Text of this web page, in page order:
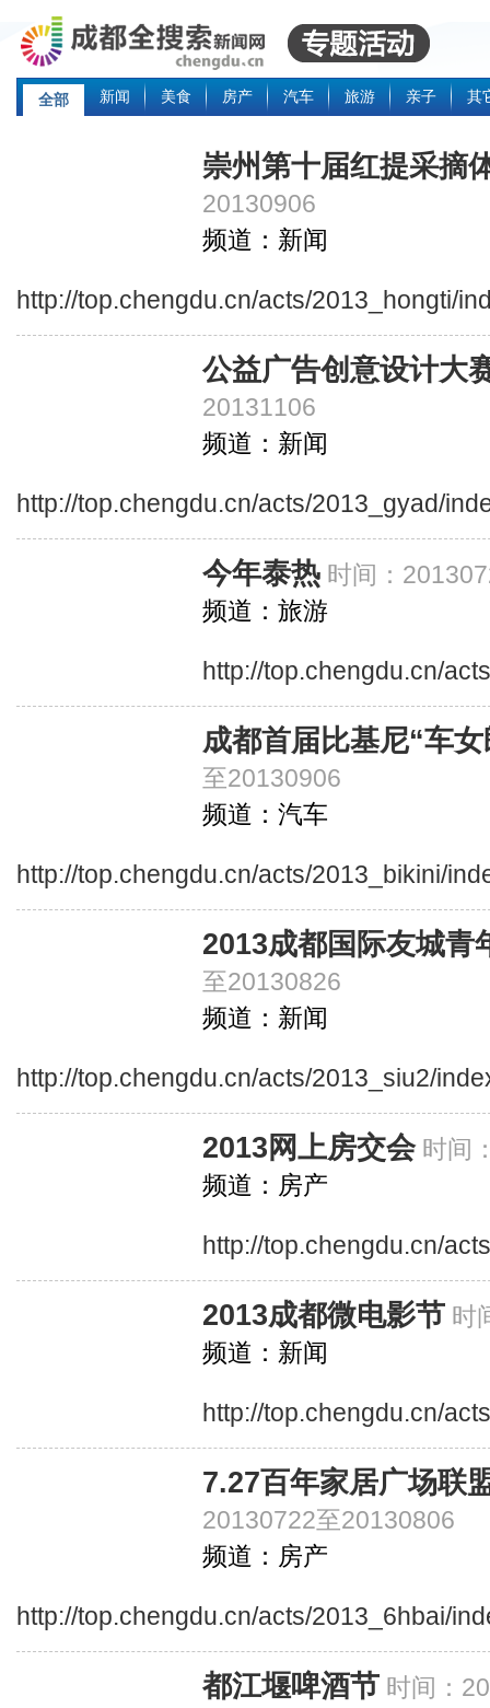
全部 新闻 美食 房产 汽车 旅游 亲子 其
崇州第十届红提采摘
20130906
频道：新闻
http://top.chengdu.cn/acts/2013_hongti/
公益广告创意设计大
20131106
频道：新闻
http://top.chengdu.cn/acts/2013_gyad/
今年泰热 时间：
频道：旅游
http://top.chengdu.cn/
成都首届比基尼“车
至20130906
频道：汽车
http://top.chengdu.cn/acts/2013_bikini/
2013成都国际友城青
至20130826
频道：新闻
http://top.chengdu.cn/acts/2013_siu2/
2013网上房交会 时间
频道：房产
http://top.chengdu.cn/
2013成都微电影节 时
频道：新闻
http://top.chengdu.cn/
7.27百年家居广场联
20130722至20130806
频道：房产
http://top.chengdu.cn/acts/2013_6hbai/
都江堰啤酒节 时间：